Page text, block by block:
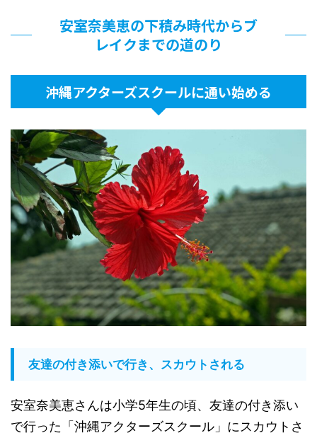
安室奈美恵の下積み時代からブ
レイクまでの道のり
沖縄アクターズスクールに通い始める
友達の付き添いで行き、スカウトされる
安室奈美恵さんは小学5年生の頃、友達の付き添い
で行った「沖縄アクターズスクール」にスカウトさ